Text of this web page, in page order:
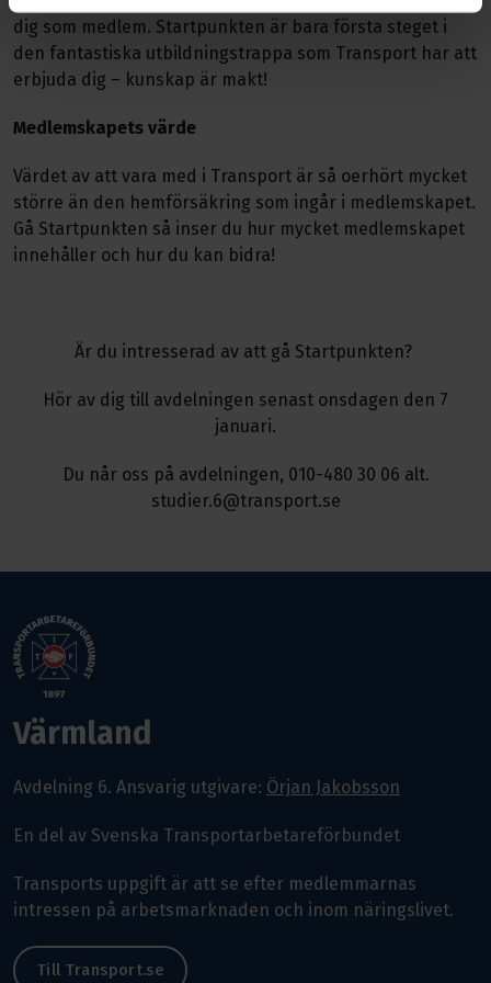
dig som medlem. Startpunkten är bara första steget i
den fantastiska utbildningstrappa som Transport har att
erbjuda dig – kunskap är makt!
Medlemskapets värde
Värdet av att vara med i Transport är så oerhört mycket
större än den hemförsäkring som ingår i medlemskapet.
Gå Startpunkten så inser du hur mycket medlemskapet
innehåller och hur du kan bidra!
Är du intresserad av att gå Startpunkten?
Hör av dig till avdelningen senast onsdagen den 7
januari.
Du når oss på avdelningen, 010-480 30 06 alt.
studier.6@transport.se
Värmland
Avdelning 6. Ansvarig utgivare: Örjan Jakobsson
En del av Svenska Transportarbetareförbundet
Transports uppgift är att se efter medlemmarnas
intressen på arbetsmarknaden och inom näringslivet.
Till Transport.se